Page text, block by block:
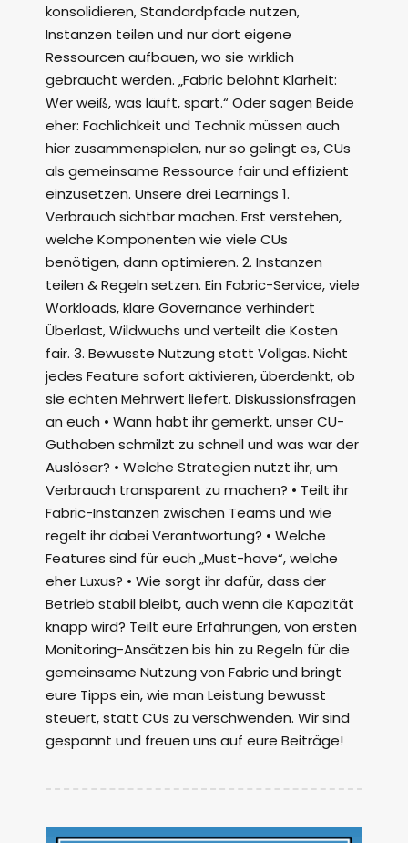
konsolidieren, Standardpfade nutzen,
Instanzen teilen und nur dort eigene
Ressourcen aufbauen, wo sie wirklich
gebraucht werden. „Fabric belohnt Klarheit:
Wer weiß, was läuft, spart.“ Oder sagen Beide
eher: Fachlichkeit und Technik müssen auch
hier zusammenspielen, nur so gelingt es, CUs
als gemeinsame Ressource fair und effizient
einzusetzen. Unsere drei Learnings 1.
Verbrauch sichtbar machen. Erst verstehen,
welche Komponenten wie viele CUs
benötigen, dann optimieren. 2. Instanzen
teilen & Regeln setzen. Ein Fabric-Service, viele
Workloads, klare Governance verhindert
Überlast, Wildwuchs und verteilt die Kosten
fair. 3. Bewusste Nutzung statt Vollgas. Nicht
jedes Feature sofort aktivieren, überdenkt, ob
sie echten Mehrwert liefert. Diskussionsfragen
an euch • Wann habt ihr gemerkt, unser CU-
Guthaben schmilzt zu schnell und was war der
Auslöser? • Welche Strategien nutzt ihr, um
Verbrauch transparent zu machen? • Teilt ihr
Fabric-Instanzen zwischen Teams und wie
regelt ihr dabei Verantwortung? • Welche
Features sind für euch „Must-have“, welche
eher Luxus? • Wie sorgt ihr dafür, dass der
Betrieb stabil bleibt, auch wenn die Kapazität
knapp wird? Teilt eure Erfahrungen, von ersten
Monitoring-Ansätzen bis hin zu Regeln für die
gemeinsame Nutzung von Fabric und bringt
eure Tipps ein, wie man Leistung bewusst
steuert, statt CUs zu verschwenden. Wir sind
gespannt und freuen uns auf eure Beiträge!